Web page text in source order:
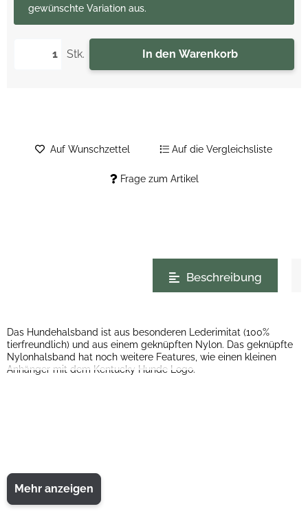
Stk. In den Warenkorb
gewünschte Variation aus.
Frage zum Artikel
Auf Wunschzettel Auf die Vergleichsliste
Beschreibung
Das Hundehalsband ist aus besonderen Lederimitat (100%
tierfreundlich) und aus einem geknüpften Nylon. Das geknüpfte
Nylonhalsband hat noch weitere Features, wie einen kleinen
Anhänger mit dem Kentucky Hunde Logo.
Mehr anzeigen